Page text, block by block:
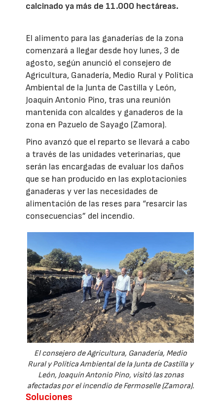
calcinado ya más de 11.000 hectáreas.
El alimento para las ganaderías de la zona
comenzará a llegar desde hoy lunes, 3 de
agosto, según anunció el consejero de
Agricultura, Ganadería, Medio Rural y Política
Ambiental de la Junta de Castilla y León,
Joaquín Antonio Pino, tras una reunión
mantenida con alcaldes y ganaderos de la
zona en Pazuelo de Sayago (Zamora).
Pino avanzó que el reparto se llevará a cabo
a través de las unidades veterinarias, que
serán las encargadas de evaluar los daños
que se han producido en las explotacionies
ganaderas y ver las necesidades de
alimentación de las reses para “resarcir las
consecuencias” del incendio.
El consejero de Agricultura, Ganadería, Medio
Rural y Política Ambiental de la Junta de Castilla y
León, Joaquín Antonio Pino, visitó las zonas
afectadas por el incendio de Fermoselle (Zamora).
Soluciones